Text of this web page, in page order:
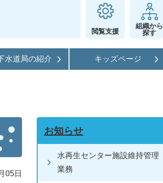
閲覧支援
組織から
探す
水道局の紹介 キッズページ
05日
お知らせ
水再生センター施設維持管理
業務